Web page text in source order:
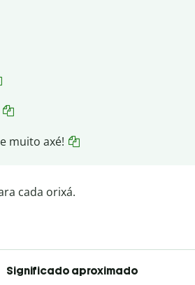
muito axé!
cada orixá.
Significado aproximado